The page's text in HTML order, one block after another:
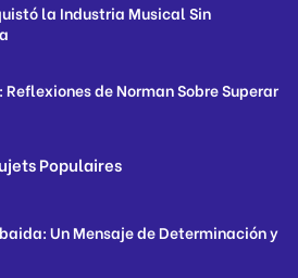
la Industria Musical Sin
de Norman Sobre Superar
Populaires
Un Mensaje de Determinación y